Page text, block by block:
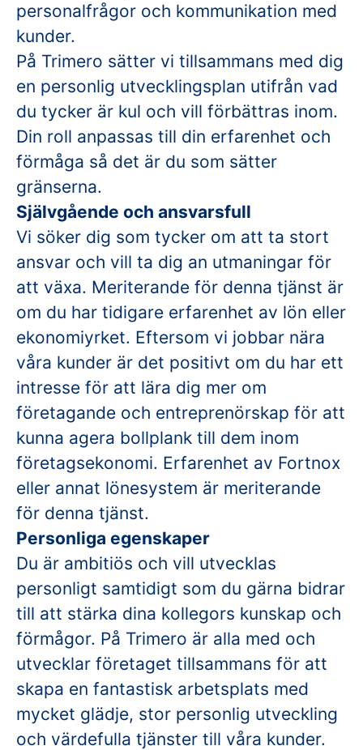
personalfrågor och kommunikation med
kunder.
På Trimero sätter vi tillsammans med dig
en personlig utvecklingsplan utifrån vad
du tycker är kul och vill förbättras inom.
Din roll anpassas till din erfarenhet och
förmåga så det är du som sätter
gränserna.
Självgående och ansvarsfull
Vi söker dig som tycker om att ta stort
ansvar och vill ta dig an utmaningar för
att växa. Meriterande för denna tjänst är
om du har tidigare erfarenhet av lön eller
ekonomiyrket. Eftersom vi jobbar nära
våra kunder är det positivt om du har ett
intresse för att lära dig mer om
företagande och entreprenörskap för att
kunna agera bollplank till dem inom
företagsekonomi. Erfarenhet av Fortnox
eller annat lönesystem är meriterande
för denna tjänst.
Personliga egenskaper
Du är ambitiös och vill utvecklas
personligt samtidigt som du gärna bidrar
till att stärka dina kollegors kunskap och
förmågor. På Trimero är alla med och
utvecklar företaget tillsammans för att
skapa en fantastisk arbetsplats med
mycket glädje, stor personlig utveckling
och värdefulla tjänster till våra kunder.